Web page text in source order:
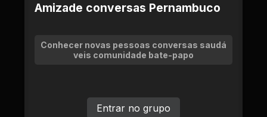
Amizade conversas Pernambuco
Conhecer novas pessoas conversas saudá
veis comunidade bate-papo
Entrar no grupo